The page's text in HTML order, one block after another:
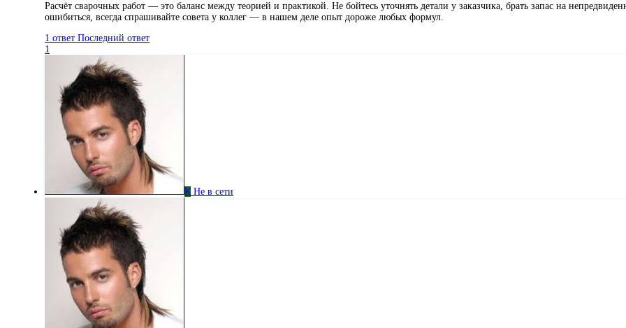
Расчёт сварочных работ — это баланс между теорией и практикой. Не бойтесь уточнять детали у заказчика, брать запас на
ошибиться, всегда спрашивайте совета у коллег — в нашем деле опыт дороже любых формул.
1 ответ Последний ответ
1
К Не в сети